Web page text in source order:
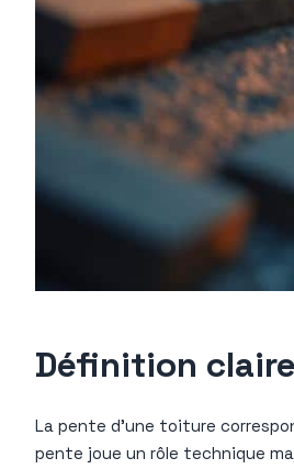
Définition
La pente d’une toiture
pente joue un rôle technique